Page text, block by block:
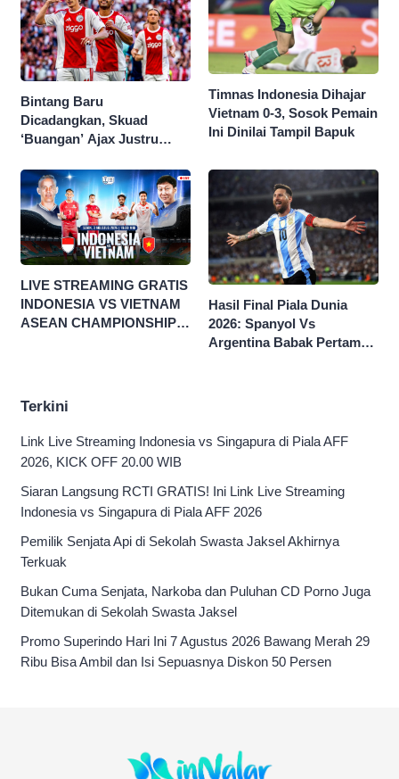
Bintang Baru
Dicadangkan, Skuad
‘Buangan’ Ajax Justru
Timnas Indonesia Dihajar
Vietnam 0-3, Sosok Pemain
Ini Dinilai Tampil Bapuk
LIVE STREAMING GRATIS
INDONESIA VS VIETNAM
ASEAN CHAMPIONSHIP
Hasil Final Piala Dunia
2026: Spanyol Vs
Argentina Babak Pertama
Terkini
Link Live Streaming Indonesia vs Singapura di Piala AFF
2026, KICK OFF 20.00 WIB
Siaran Langsung RCTI GRATIS! Ini Link Live Streaming
Indonesia vs Singapura di Piala AFF 2026
Pemilik Senjata Api di Sekolah Swasta Jaksel Akhirnya
Terkuak
Bukan Cuma Senjata, Narkoba dan Puluhan CD Porno Juga
Ditemukan di Sekolah Swasta Jaksel
Promo Superindo Hari Ini 7 Agustus 2026 Bawang Merah 29
Ribu Bisa Ambil dan Isi Sepuasnya Diskon 50 Persen